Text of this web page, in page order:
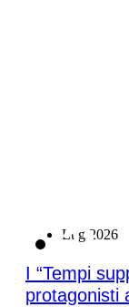
Lug 2026
21
I “Tempi
protagonisti